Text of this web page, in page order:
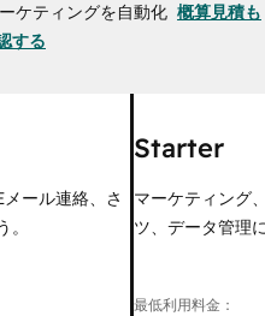
ケティングを自動化 概算見積も
する
ール連絡、さ
Starter
マーケティング
ツ、データ管理
最低利用料金：